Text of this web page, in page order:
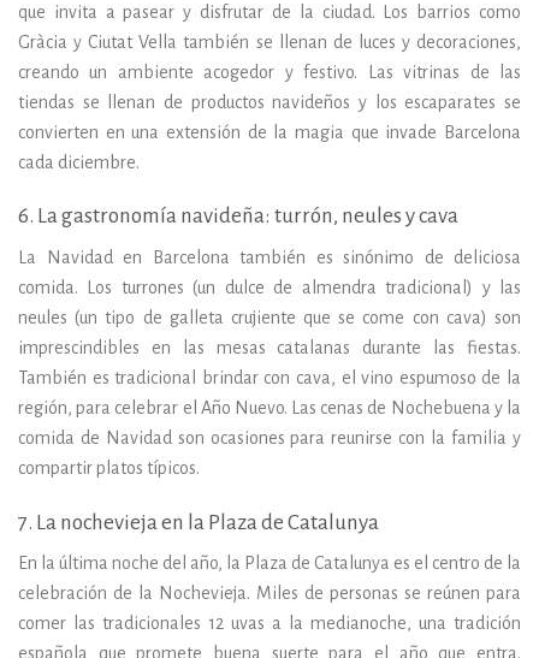
que invita a pasear y disfrutar de la ciudad. Los barrios como
Gràcia y Ciutat Vella también se llenan de luces y decoraciones,
creando un ambiente acogedor y festivo. Las vitrinas de las
tiendas se llenan de productos navideños y los escaparates se
convierten en una extensión de la magia que invade Barcelona
cada diciembre.
6. La gastronomía navideña: turrón, neules y cava
La Navidad en Barcelona también es sinónimo de deliciosa
comida. Los turrones (un dulce de almendra tradicional) y las
neules (un tipo de galleta crujiente que se come con cava) son
imprescindibles en las mesas catalanas durante las fiestas.
También es tradicional brindar con cava, el vino espumoso de la
región, para celebrar el Año Nuevo. Las cenas de Nochebuena y la
comida de Navidad son ocasiones para reunirse con la familia y
compartir platos típicos.
7. La nochevieja en la Plaza de Catalunya
En la última noche del año, la Plaza de Catalunya es el centro de la
celebración de la Nochevieja. Miles de personas se reúnen para
comer las tradicionales 12 uvas a la medianoche, una tradición
española que promete buena suerte para el año que entra.